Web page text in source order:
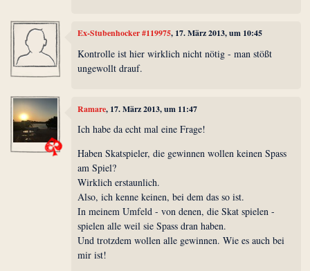
Ex-Stubenhocker #119975, 17. März 2013, um 10:45
Kontrolle ist hier wirklich nicht nötig - man stößt
ungewollt drauf.
Ramare, 17. März 2013, um 11:47
Ich habe da echt mal eine Frage!
Haben Skatspieler, die gewinnen wollen keinen Spass
am Spiel?
Wirklich erstaunlich.
Also, ich kenne keinen, bei dem das so ist.
In meinem Umfeld - von denen, die Skat spielen -
spielen alle weil sie Spass dran haben.
Und trotzdem wollen alle gewinnen. Wie es auch bei
mir ist!